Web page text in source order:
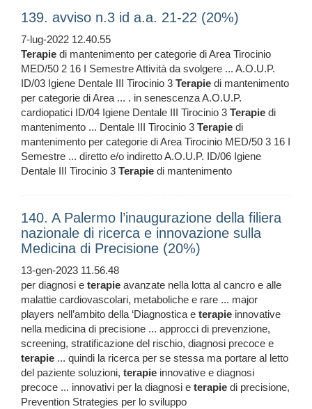
139. avviso n.3 id a.a. 21-22 (20%)
7-lug-2022 12.40.55
Terapie di mantenimento per categorie di Area Tirocinio
MED/50 2 16 I Semestre Attività da svolgere ... A.O.U.P.
ID/03 Igiene Dentale III Tirocinio 3 Terapie di mantenimento
per categorie di Area ... . in senescenza A.O.U.P.
cardiopatici ID/04 Igiene Dentale III Tirocinio 3 Terapie di
mantenimento ... Dentale III Tirocinio 3 Terapie di
mantenimento per categorie di Area Tirocinio MED/50 3 16 I
Semestre ... diretto e/o indiretto A.O.U.P. ID/06 Igiene
Dentale III Tirocinio 3 Terapie di mantenimento
140. A Palermo l’inaugurazione della filiera
nazionale di ricerca e innovazione sulla
Medicina di Precisione (20%)
13-gen-2023 11.56.48
per diagnosi e terapie avanzate nella lotta al cancro e alle
malattie cardiovascolari, metaboliche e rare ... major
players nell’ambito della ‘Diagnostica e terapie innovative
nella medicina di precisione ... approcci di prevenzione,
screening, stratificazione del rischio, diagnosi precoce e
terapie ... quindi la ricerca per se stessa ma portare al letto
del paziente soluzioni, terapie innovative e diagnosi
precoce ... innovativi per la diagnosi e terapie di precisione,
Prevention Strategies per lo sviluppo